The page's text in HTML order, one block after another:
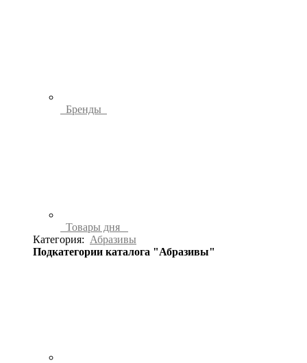
Бренды
Товары дня
Категория: Абразивы
Подкатегории каталога "Абразивы"